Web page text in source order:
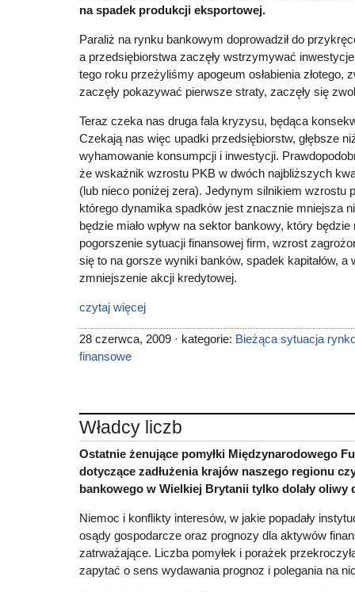
na spadek produkcji eksportowej.
Paraliż na rynku bankowym doprowadził do
a przedsiębiorstwa zaczęły wstrzymywać
tego roku przeżyliśmy apogeum osłabienia złotego,
zaczęły pokazywać pierwsze straty, zaczęły się
Teraz czeka nas druga fala kryzysu, będąca
Czekają nas więc upadki przedsiębiorstw, głębsze
wyhamowanie konsumpcji i inwestycji.
że wskaźnik wzrostu PKB w dwóch najbliższych
(lub nieco poniżej zera). Jedynym silnikiem wzrostu
którego dynamika spadków jest znacznie mniejsza
będzie miało wpływ na sektor bankowy, który będzie
pogorszenie sytuacji finansowej firm, wzrost
się to na gorsze wyniki banków, spadek kapitałów, a
zmniejszenie akcji kredytowej.
czytaj więcej
28 czerwca, 2009 · kategorie: Bieżąca sytuacja
finansowe
Władcy liczb
Ostatnie żenujące pomyłki Międzynarodowego
dotyczące zadłużenia krajów naszego regionu
bankowego w Wielkiej Brytanii tylko dolały oliwy
Niemoc i konflikty interesów, w jakie popadały
osądy gospodarcze oraz prognozy dla aktywów
zatrważające. Liczba pomyłek i porażek
zapytać o sens wydawania prognoz i polegania na